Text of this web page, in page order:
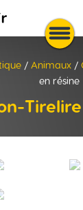
/Animaux /
en résine